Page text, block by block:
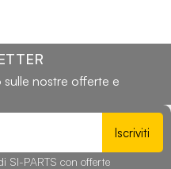
sulle nostre offerte e
Iscriviti
SI-PARTS con offerte